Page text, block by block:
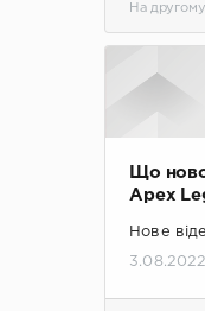
На другому
Що
Apex
Нове